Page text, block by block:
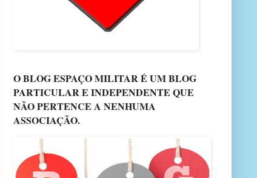
O BLOG ESPAÇO MILITAR É UM BLOG
PARTICULAR E INDEPENDENTE QUE
NÃO PERTENCE A NENHUMA
ASSOCIAÇÃO.